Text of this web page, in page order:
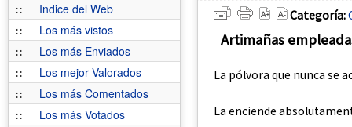
::
Indice del Web
::
Los más vistos
::
Los más Enviados
::
Los mejor Valorados
::
Los más Comentados
::
Los más Votados
Categoría:
Artimañas
La pólvora que nunca se
La enciende